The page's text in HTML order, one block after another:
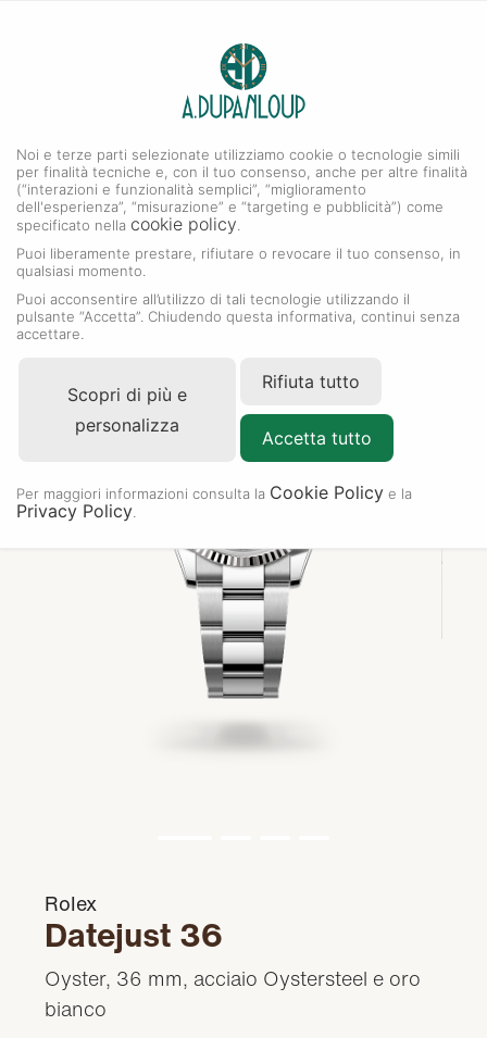
Collezione Datejust
Rolex
Datejust 36
Oyster, 36 mm, acciaio Oystersteel e oro
bianco
Noi e terze parti selezionate utilizziamo cookie o tecnologie simili
per finalità tecniche e, con il tuo consenso, anche per altre finalità
(“interazioni e funzionalità semplici”, “miglioramento
dell'esperienza”, “misurazione” e “targeting e pubblicità”) come
specificato nella cookie policy
Puoi liberamente prestare, rifiutare o revocare il tuo consenso, in
qualsiasi momento.
Puoi acconsentire all’utilizzo di tali tecnologie utilizzando il
pulsante “Accetta”. Chiudendo questa informativa, continui senza
accettare.
Scopri di più e
personalizza
Rifiuta tutto
Accetta tutto
Per maggiori informazioni consulta la Cookie Policy e la
Privacy Policy